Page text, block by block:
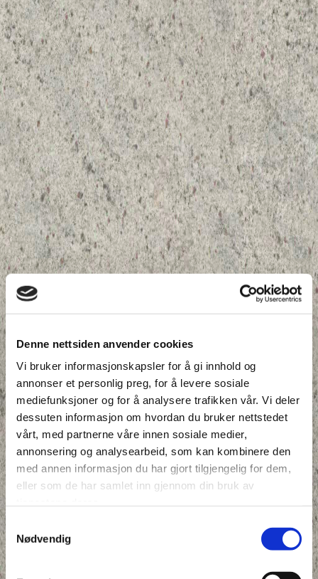
Denne nettsiden anvender cookies
Vi bruker informasjonskapsler for å gi innhold og
annonser et personlig preg, for å levere sosiale
mediefunksjoner og for å analysere trafikken vår. Vi deler
dessuten informasjon om hvordan du bruker nettstedet
vårt, med partnerne våre innen sosiale medier,
annonsering og analysearbeid, som kan kombinere den
med annen informasjon du har gjort tilgjengelig for dem,
eller som de har samlet inn gjennom din bruk av
Samtykkevalg
Nødvendig